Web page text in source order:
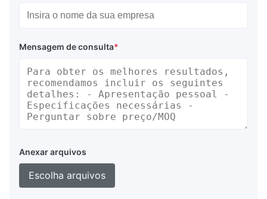
Mensagem de consulta*
Anexar arquivos
Escolha arquivos